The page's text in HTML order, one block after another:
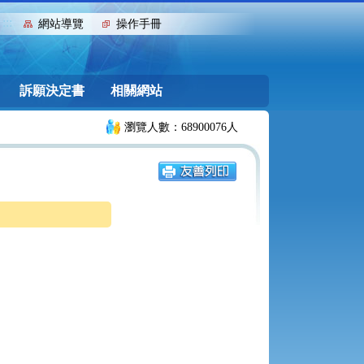
::: 網站導覽 操作手冊
訴願決定書 相關網站
瀏覽人數：68900076人